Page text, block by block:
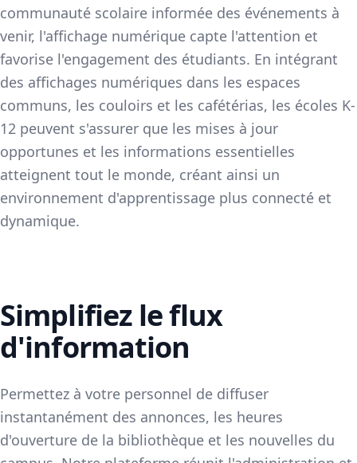
communauté scolaire informée des événements à
venir, l'affichage numérique capte l'attention et
favorise l'engagement des étudiants. En intégrant
des affichages numériques dans les espaces
communs, les couloirs et les cafétérias, les écoles K-
12 peuvent s'assurer que les mises à jour
opportunes et les informations essentielles
atteignent tout le monde, créant ainsi un
environnement d'apprentissage plus connecté et
dynamique.
Simplifiez le flux
d'information
Permettez à votre personnel de diffuser
instantanément des annonces, les heures
d'ouverture de la bibliothèque et les nouvelles du